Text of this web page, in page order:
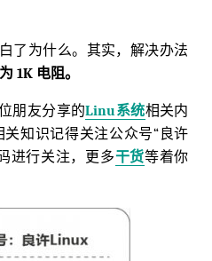
了为什么。其实，解决办法
1K 电阻。
朋友分享的Linu系统相关内
知识记得关注公众号“良许
进行关注，更多干货等着你